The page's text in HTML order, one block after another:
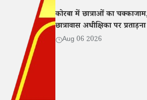
कोरबा में छात्राओं का
छात्रावास अधीक्षिका पर
Aug 06 2026